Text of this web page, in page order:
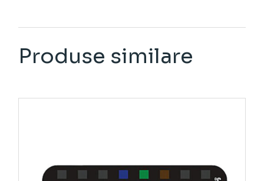
Produse similare